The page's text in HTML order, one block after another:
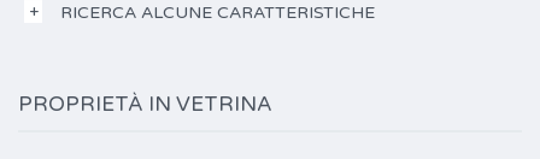
RICERCA ALCUNE CARATTERISTICHE
PROPRIETÀ IN VETRINA